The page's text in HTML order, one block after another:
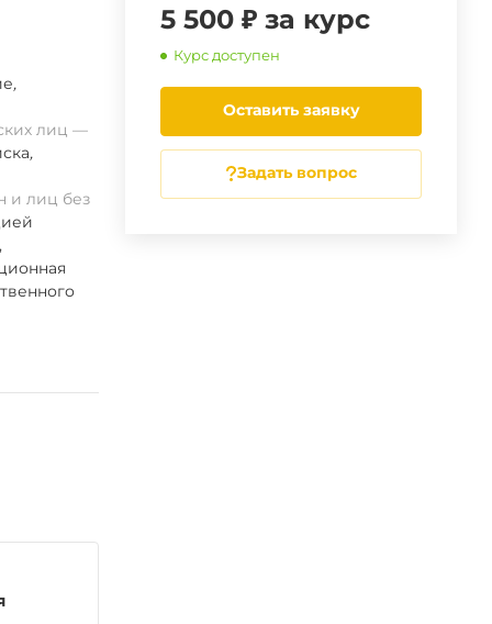
5 500 ₽ за курс
Курс доступен
Оставить заявку
Задать вопрос
,
лиц
,
и лиц без